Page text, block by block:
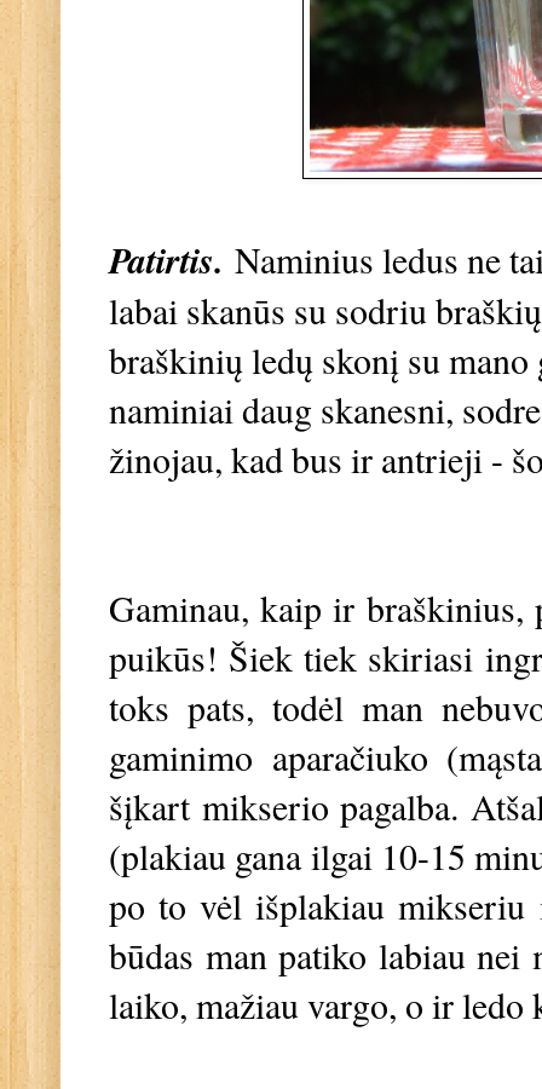
Patirtis. Naminius ledus ne
labai skanūs su sodriu
braškinių ledų skonį su
naminiai daug skanesni,
žinojau, kad bus ir antrieji -
Gaminau, kaip ir braškinius,
puikūs! Šiek tiek skiriasi
toks pats, todėl man
gaminimo aparačiuko
šįkart mikserio pagalba.
(plakiau gana ilgai 10-15
po to vėl išplakiau mikseriu
būdas man patiko labiau nei
laiko, mažiau vargo, o ir